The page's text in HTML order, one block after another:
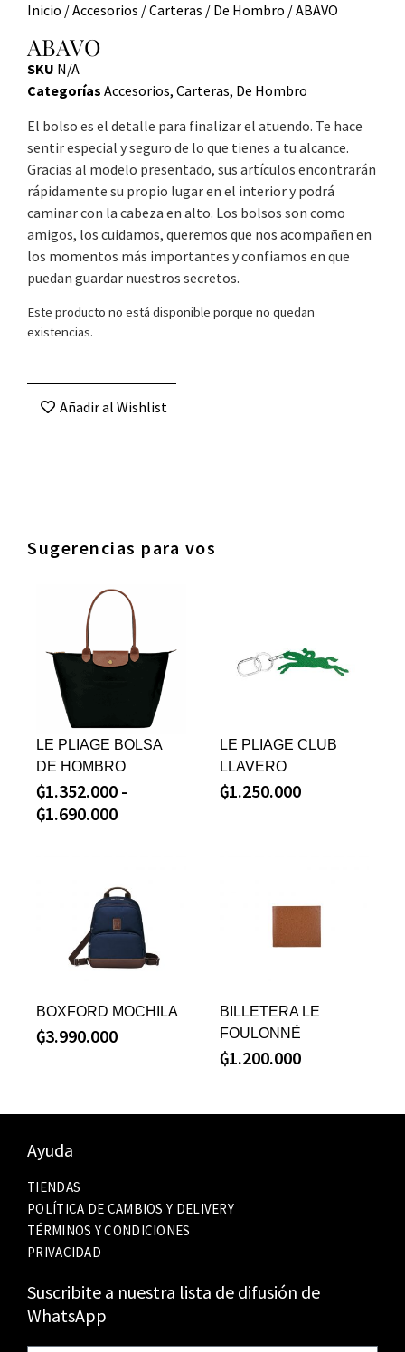
Inicio /Accesorios /Carteras / De Hombro / ABAVO
ABAVO
SKU N/A
Categorías Accesorios, Carteras, De Hombro
El bolso es el detalle para finalizar el atuendo. Te hace
sentir especial y seguro de lo que tienes a tu alcance.
Gracias al modelo presentado, sus artículos encontrarán
rápidamente su propio lugar en el interior y podrá
caminar con la cabeza en alto. Los bolsos son como
amigos, los cuidamos, queremos que nos acompañen en
los momentos más importantes y confiamos en que
puedan guardar nuestros secretos.
Este producto no está disponible porque no quedan
existencias.
Añadir al Wishlist
Sugerencias para vos
LE PLIAGE BOLSA
DE HOMBRO
₲1.352.000 -
₲1.690.000
LE PLIAGE CLUB
LLAVERO
₲1.250.000
BOXFORD MOCHILA
₲3.990.000
BILLETERA LE
FOULONNÉ
₲1.200.000
Ayuda
TIENDAS
POLÍTICA DE CAMBIOS Y DELIVERY
TÉRMINOS Y CONDICIONES
PRIVACIDAD
Suscribite a nuestra lista de difusión de
WhatsApp